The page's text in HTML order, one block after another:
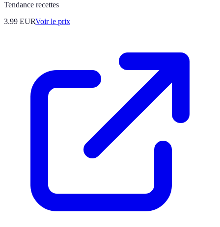
Tendance recettes
3.99 EURVoir le prix